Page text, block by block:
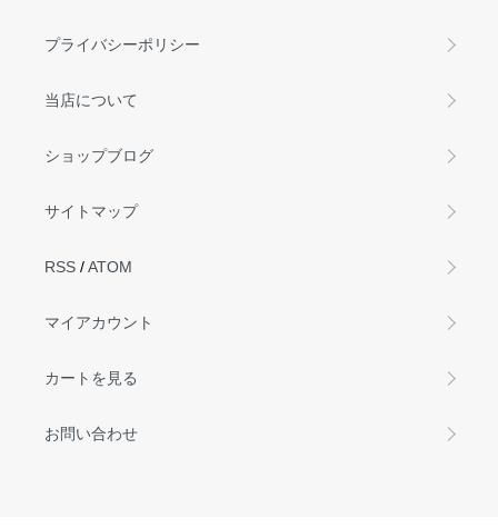
プライバシーポリシー
当店について
ショップブログ
サイトマップ
RSS /ATOM
マイアカウント
カートを見る
お問い合わせ